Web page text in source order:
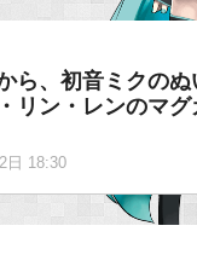
ら、初音ミクのぬ
リン・レンのマ
日 18:30